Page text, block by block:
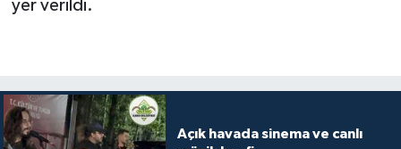
yer verildi.
Açık havada sinema ve canlı